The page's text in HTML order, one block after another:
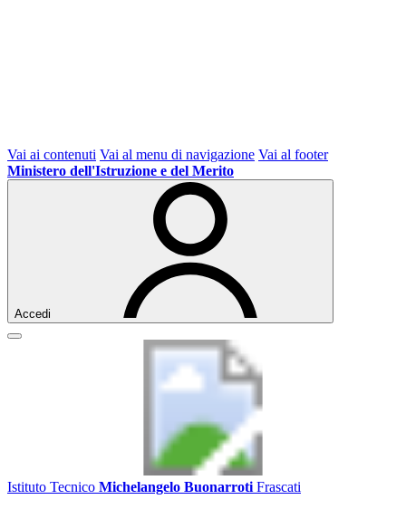
Vai ai contenuti Vai al menu di navigazione Vai al footer
Ministero dell'Istruzione e del Merito
Accedi
Istituto Tecnico Michelangelo Buonarroti Frascati